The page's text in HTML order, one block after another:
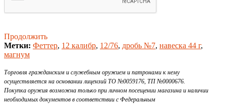
Продолжить
Метки: Феттер, 12 калибр, 12/76, дробь №7, навеска 44 г,
магнум
Торговля гражданским и служебным оружием и патронами к нему
осуществляется на основании лицензий ТО №0059176, ТП №0000676.
Покупка оружия возможна только при личном посещении магазина и наличии
необходимых документов в соответствии с Федеральным